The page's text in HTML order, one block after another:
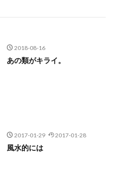
2018-08-16
あの類がキライ。
2017-01-29 2017-01-28
風水的には